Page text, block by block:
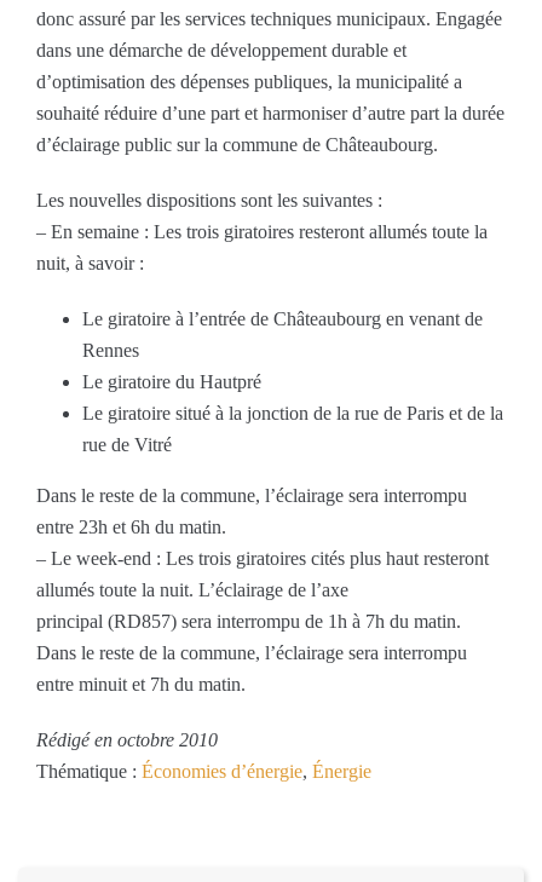
donc assuré par les services techniques municipaux. Engagée
dans une démarche de développement durable et
d’optimisation des dépenses publiques, la municipalité a
souhaité réduire d’une part et harmoniser d’autre part la durée
d’éclairage public sur la commune de Châteaubourg.
Les nouvelles dispositions sont les suivantes :
– En semaine : Les trois giratoires resteront allumés toute la
nuit, à savoir :
Le giratoire à l’entrée de Châteaubourg en venant de
Rennes
Le giratoire du Hautpré
Le giratoire situé à la jonction de la rue de Paris et de la
rue de Vitré
Dans le reste de la commune, l’éclairage sera interrompu
entre 23h et 6h du matin.
– Le week-end : Les trois giratoires cités plus haut resteront
allumés toute la nuit. L’éclairage de l’axe
principal (RD857) sera interrompu de 1h à 7h du matin.
Dans le reste de la commune, l’éclairage sera interrompu
entre minuit et 7h du matin.
Rédigé en octobre 2010
Thématique : Économies d’énergie, Énergie